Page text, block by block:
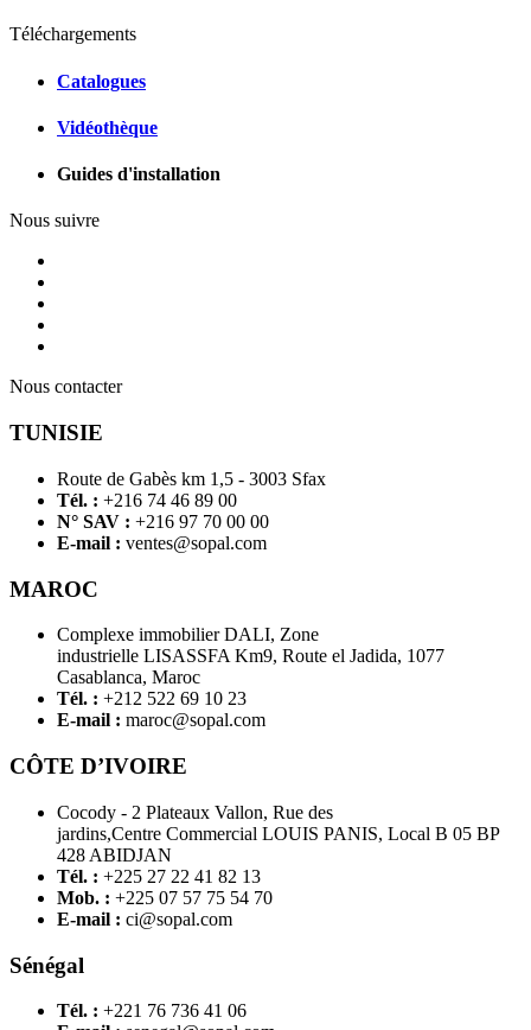
Téléchargements
Catalogues
Vidéothèque
Guides d'installation
Nous suivre
Nous contacter
TUNISIE
Route de Gabès km 1,5 - 3003 Sfax
Tél. : +216 74 46 89 00
N° SAV : +216 97 70 00 00
E-mail : ventes@sopal.com
MAROC
Complexe immobilier DALI, Zone
industrielle LISASSFA Km9, Route el Jadida, 1077
Casablanca, Maroc
Tél. : +212 522 69 10 23
E-mail : maroc@sopal.com
CÔTE D’IVOIRE
Cocody - 2 Plateaux Vallon, Rue des
jardins,Centre Commercial LOUIS PANIS, Local B 05 BP
428 ABIDJAN
Tél. : +225 27 22 41 82 13
Mob. : +225 07 57 75 54 70
E-mail : ci@sopal.com
Sénégal
Tél. : +221 76 736 41 06